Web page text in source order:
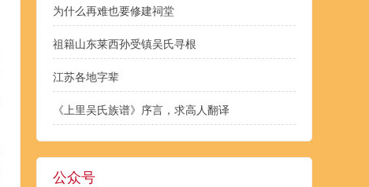
为什么再难也要修建祠堂
祖籍山东莱西孙受镇吴氏寻根
江苏各地字辈
《上里吴氏族谱》序言，求高人翻译
公众号